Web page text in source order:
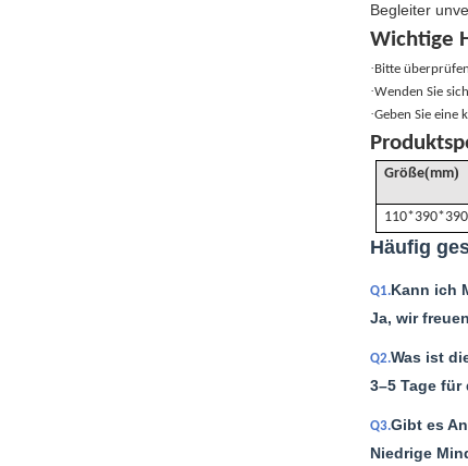
Begleiter
Wichtige
·Bitte
·Wenden Sie
·Geben Sie eine
Größe(mm)
110*390*390
Häufig
Q1.Kann ich
Ja, wir
Q2.Was ist
3–5 Tage
Q3.Gibt es
Niedrige